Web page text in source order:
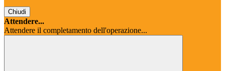
Chiudi
Attendere...
Attendere il completamento dell'operazione...